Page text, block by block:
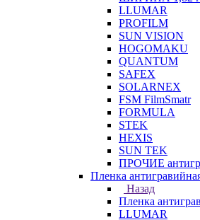
LLUMAR
PROFILM
SUN VISION
HOGOMAKU
QUANTUM
SAFEX
SOLARNEX
FSM FilmSmatr
FORMULA
STEK
HEXIS
SUN TEK
ПРОЧИЕ
Пленка
Назад
Пленка
LLUMAR